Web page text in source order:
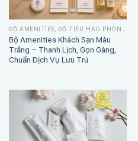
Bộ Amenities Khách Sạn Màu
Trắng – Thanh Lịch, Gọn Gàng,
Chuẩn Dịch Vụ Lưu Trú